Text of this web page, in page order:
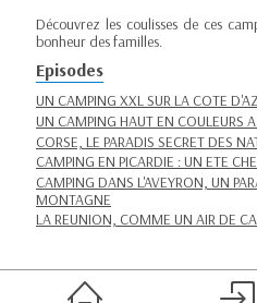
Découvrez les coulisses de ces
bonheur des familles.
Episodes
UN CAMPING XXL SUR LA COTE
UN CAMPING HAUT EN COULEURS A
CORSE, LE PARADIS SECRET DES
CAMPING EN PICARDIE : UN ETE
CAMPING DANS L'AVEYRON, UN
MONTAGNE
LA REUNION, COMME UN AIR DE